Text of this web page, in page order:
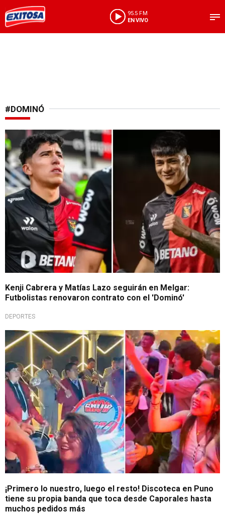
95.5 FM
EN VIVO
#DOMINÓ
¡Atención, hincha rojinegro!
Kenji Cabrera y Matías Lazo seguirán en Melgar:
Futbolistas renovaron contrato con el 'Dominó'
DEPORTES
¡Impactante!
¡Primero lo nuestro, luego el resto! Discoteca en Puno
tiene su propia banda que toca desde Caporales hasta
muchos pedidos más